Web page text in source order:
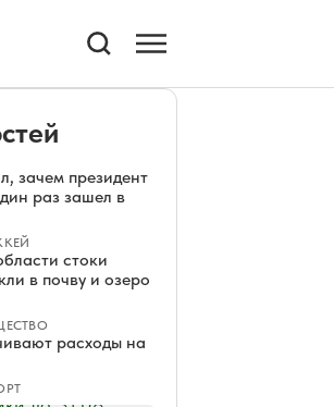
зачем президент
раз зашел в
стоки
в почву и озеро
расходы на